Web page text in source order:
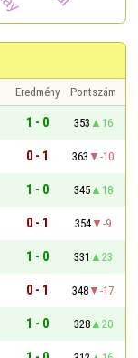
Eredmény
Pontszám
1 - 0 353
16
0 - 1 363
-10
1 - 0 345
18
0 - 1 354
-9
1 - 0 331
23
0 - 1 348
-17
1 - 0 328
20